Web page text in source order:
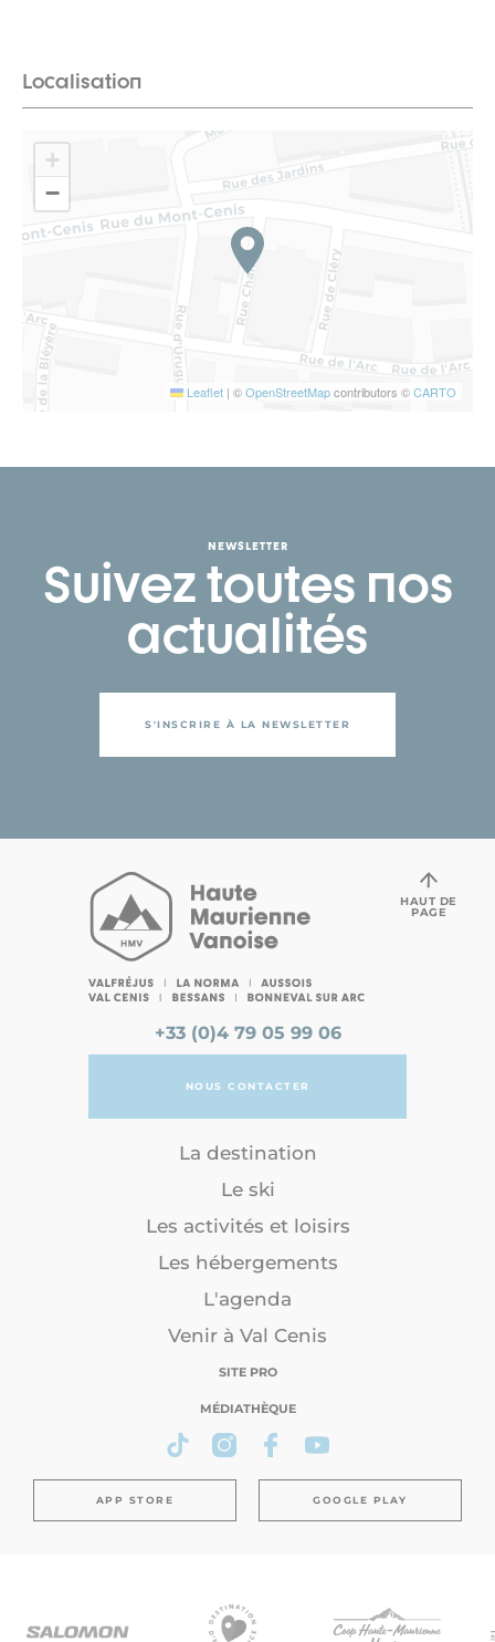
Localisation
+
−
Leaflet | ©OpenStreetMapcontributors ©CARTO
NEWSLETTER
Suivez toutes nos
actualités
S'INSCRIRE À LA NEWSLETTER
+33 (0)4 79 05 99 06
NOUS CONTACTER
La destination
Le ski
Les activités et loisirs
Les hébergements
L'agenda
Venir à Val Cenis
SITE PRO
MÉDIATHÈQUE
APP STORE GOOGLE PLAY
HAUT DE
PAGE